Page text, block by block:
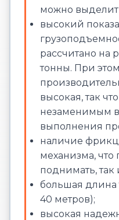
можно
высокий
рассчитано на
тонны. При этом
высокая, так
незаменимым
выполнения
наличие
механизма, что
поднимать, так
большая длина
40 метров);
высокая